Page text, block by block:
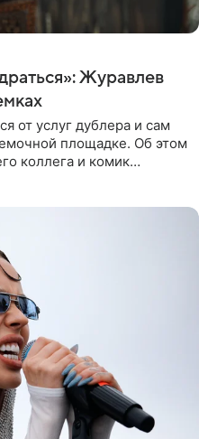
Журавлев
от услуг дублера и сам
площадке. Об этом
коллега и комик